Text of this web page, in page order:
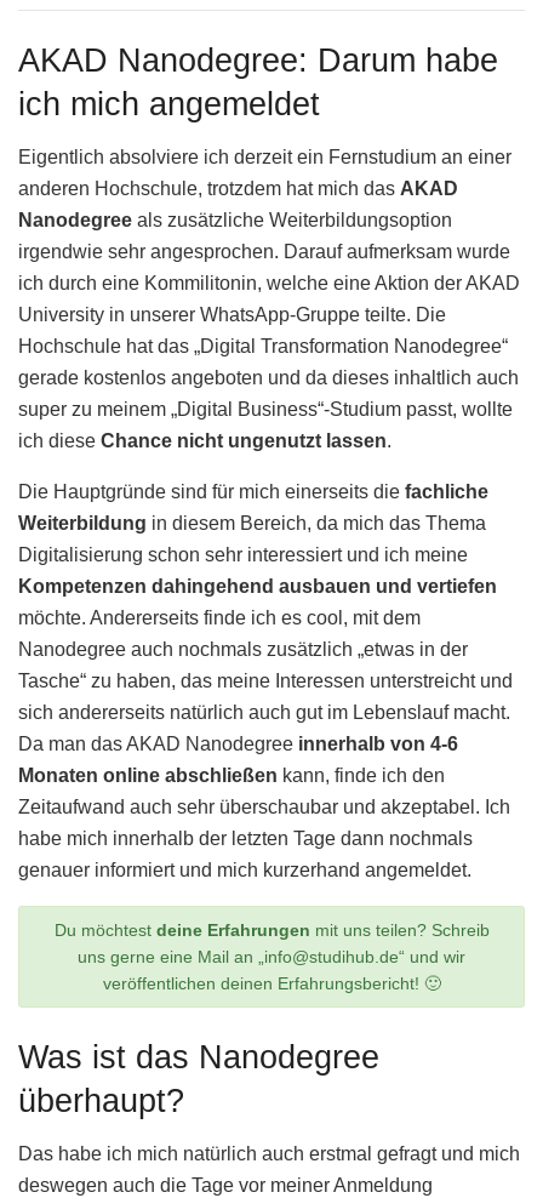
AKAD Nanodegree: Darum habe
ich mich angemeldet
Eigentlich absolviere ich derzeit ein Fernstudium an einer
anderen Hochschule, trotzdem hat mich das AKAD
Nanodegree als zusätzliche Weiterbildungsoption
irgendwie sehr angesprochen. Darauf aufmerksam wurde
ich durch eine Kommilitonin, welche eine Aktion der AKAD
University in unserer WhatsApp-Gruppe teilte. Die
Hochschule hat das „Digital Transformation Nanodegree“
gerade kostenlos angeboten und da dieses inhaltlich auch
super zu meinem „Digital Business“-Studium passt, wollte
ich diese Chance nicht ungenutzt lassen.
Die Hauptgründe sind für mich einerseits die fachliche
Weiterbildung in diesem Bereich, da mich das Thema
Digitalisierung schon sehr interessiert und ich meine
Kompetenzen dahingehend ausbauen und vertiefen
möchte. Andererseits finde ich es cool, mit dem
Nanodegree auch nochmals zusätzlich „etwas in der
Tasche“ zu haben, das meine Interessen unterstreicht und
sich andererseits natürlich auch gut im Lebenslauf macht.
Da man das AKAD Nanodegree innerhalb von 4-6
Monaten online abschließen kann, finde ich den
Zeitaufwand auch sehr überschaubar und akzeptabel. Ich
habe mich innerhalb der letzten Tage dann nochmals
genauer informiert und mich kurzerhand angemeldet.
Du möchtest deine Erfahrungen mit uns teilen? Schreib
uns gerne eine Mail an „info@studihub.de“ und wir
veröffentlichen deinen Erfahrungsbericht! 🙂
Was ist das Nanodegree
überhaupt?
Das habe ich mich natürlich auch erstmal gefragt und mich
deswegen auch die Tage vor meiner Anmeldung